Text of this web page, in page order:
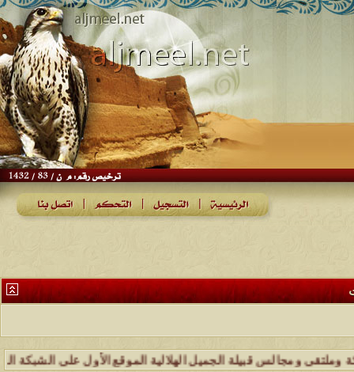
قبيلة الجميل الهلالية الموقع الأول على الشبكة العنكبوتية